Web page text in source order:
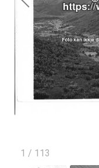
1 / 113